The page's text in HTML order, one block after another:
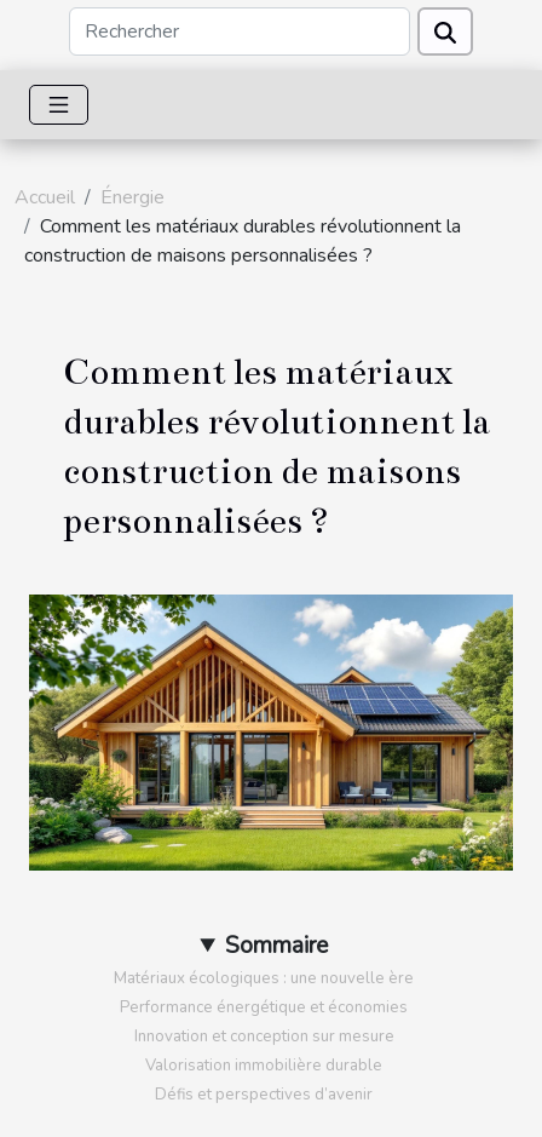
Accueil
Énergie
Comment les matériaux durables révolutionnent la
construction de maisons personnalisées ?
Comment les matériaux
durables révolutionnent la
construction de maisons
personnalisées ?
Sommaire
Matériaux écologiques : une nouvelle ère
Performance énergétique et économies
Innovation et conception sur mesure
Valorisation immobilière durable
Défis et perspectives d’avenir